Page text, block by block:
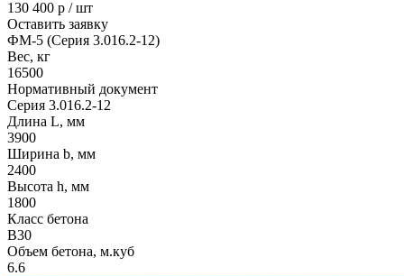
130 400 р / шт
Оставить заявку
ФМ-5 (Серия 3.016.2-12)
Вес, кг
16500
Нормативный документ
Серия 3.016.2-12
Длина L, мм
3900
Ширина b, мм
2400
Высота h, мм
1800
Класс бетона
B30
Объем бетона, м.куб
6.6